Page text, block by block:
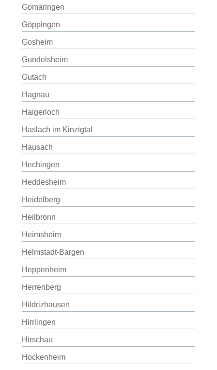
Gomaringen
Göppingen
Gosheim
Gundelsheim
Gutach
Hagnau
Haigerloch
Haslach im Kinzigtal
Hausach
Hechingen
Heddesheim
Heidelberg
Heilbronn
Heimsheim
Helmstadt-Bargen
Heppenheim
Herrenberg
Hildrizhausen
Hirrlingen
Hirschau
Hockenheim